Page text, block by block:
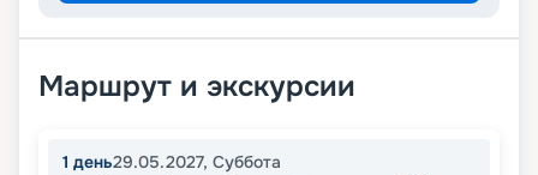
Маршрут и экскурсии
1 день29.05.2027, Суббота